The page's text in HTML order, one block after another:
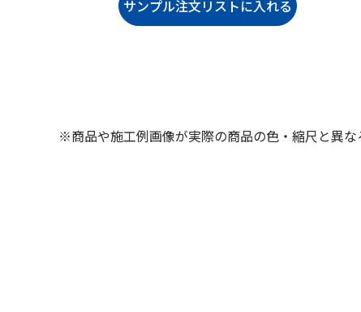
※商品や施工例画像が実際の商品の色・縮尺と異な